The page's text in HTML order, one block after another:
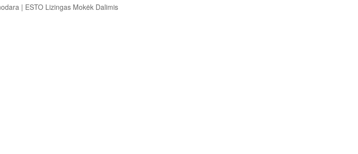
| ESTO Lizingas Mokėk Dalimis